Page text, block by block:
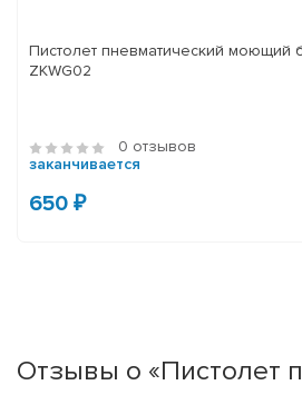
Пистолет пневматический моющий
ZKWG02
0 отзывов
заканчивается
650 ₽
Отзывы о «Пистолет